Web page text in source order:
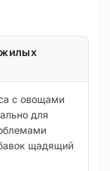
с овощами
для
щадящий